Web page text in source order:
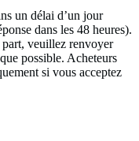
un délai d’un jour
dans les 48 heures).
part, veuillez renvoyer
possible. Acheteurs
si vous acceptez